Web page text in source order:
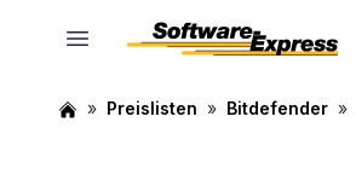
Preislisten Bitdefender